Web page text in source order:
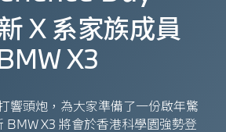
X 系家族成員
X3
響頭炮，為大家準備了一份啟年驚
BMW X3 將會於香港科學園強勢登